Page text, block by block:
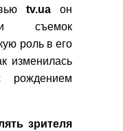
tv.ua он
съемок
роль в его
изменилась
рождением
зрителя